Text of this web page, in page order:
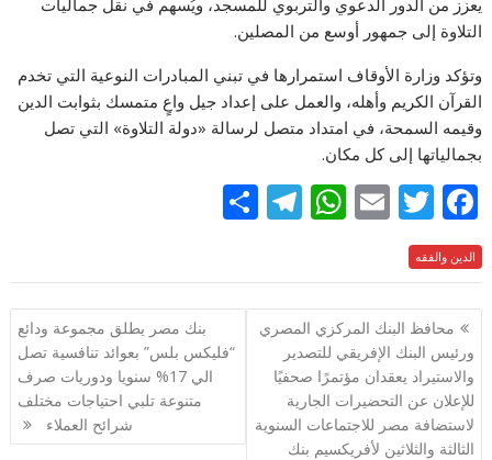
يعزز من الدور الدعوي والتربوي للمسجد، ويُسهم في نقل جماليات
التلاوة إلى جمهور أوسع من المصلين.
وتؤكد وزارة الأوقاف استمرارها في تبني المبادرات النوعية التي تخدم
القرآن الكريم وأهله، والعمل على إعداد جيل واعٍ متمسك بثوابت الدين
وقيمه السمحة، في امتداد متصل لرسالة «دولة التلاوة» التي تصل
بجمالياتها إلى كل مكان.
F
ac
e
b
o
o
k
T
itt
er
E
ai
l
W
at
s
A
p
p
T
e
gr
a
ar
e
الدين والفقه
تصفّح
المقالات
محافظ البنك المركزي المصري
ورئيس البنك الإفريقي للتصدير
والاستيراد يعقدان مؤتمرًا صحفيًا
للإعلان عن التحضيرات الجارية
لاستضافة مصر للاجتماعات السنوية
الثالثة والثلاثين لأفريكسيم بنك
بنك مصر يطلق مجموعة ودائع
“فليكس بلس” بعوائد تنافسية تصل
الي 17% سنويا ودوريات صرف
متنوعة تلبي احتياجات مختلف
شرائح العملاء